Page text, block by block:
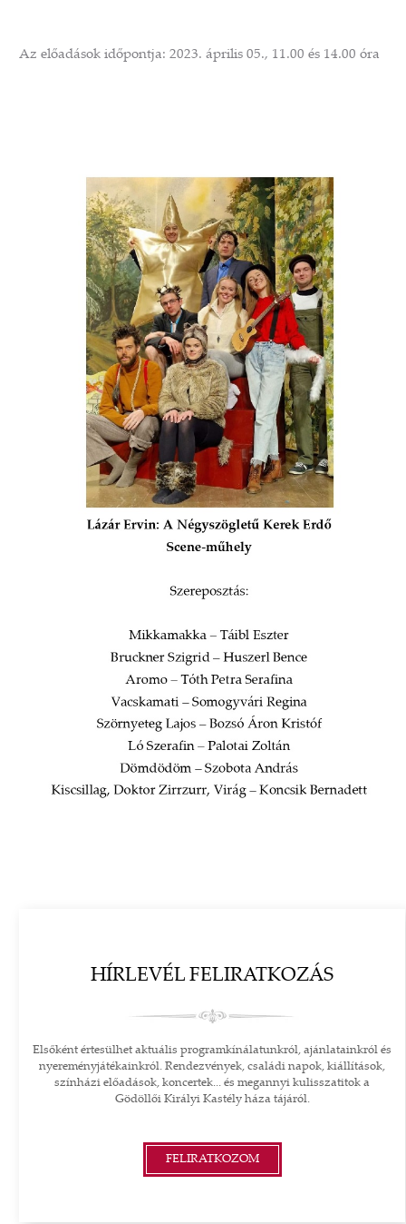
Az előadások időpontja: 2023. április 05., 11.00 és 14.00 óra
HÍRLEVÉL FELIRATKOZÁS
Elsőként értesülhet aktuális programkínálatunkról, ajánlatainkról és
nyereményjátékainkról. Rendezvények, családi napok, kiállítások,
színházi előadások, koncertek... és megannyi kulisszatitok a
Gödöllői Királyi Kastély háza tájáról.
FELIRATKOZOM